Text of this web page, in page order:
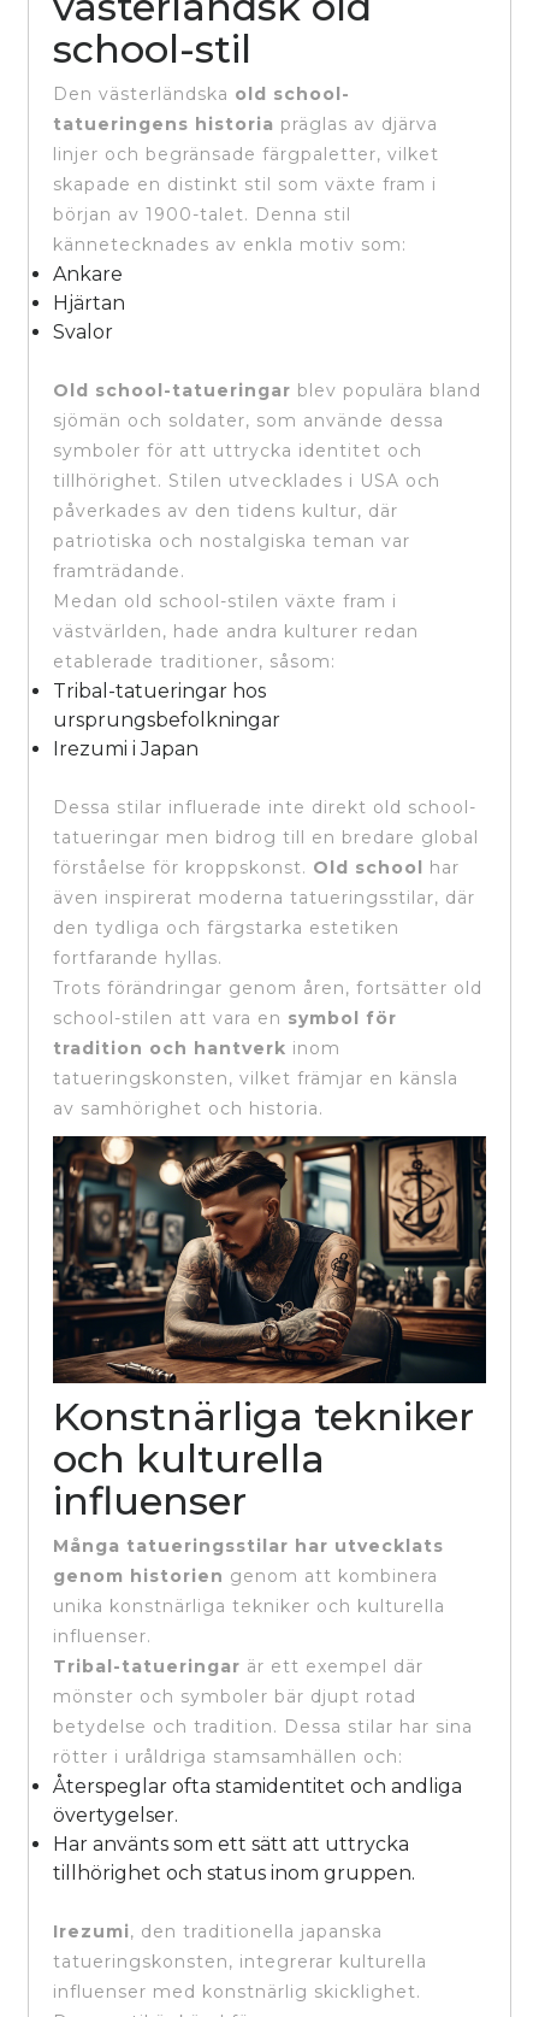
school-stil
Den västerländska old school-
tatueringens historia präglas av djärva
linjer och begränsade färgpaletter, vilket
skapade en distinkt stil som växte fram i
början av 1900-talet. Denna stil
kännetecknades av enkla motiv som:
Ankare
Hjärtan
Svalor
Old school-tatueringar blev populära bland
sjömän och soldater, som använde dessa
symboler för att uttrycka identitet och
tillhörighet. Stilen utvecklades i USA och
påverkades av den tidens kultur, där
patriotiska och nostalgiska teman var
framträdande.
Medan old school-stilen växte fram i
västvärlden, hade andra kulturer redan
etablerade traditioner, såsom:
Tribal-tatueringar hos
ursprungsbefolkningar
Irezumi i Japan
Dessa stilar influerade inte direkt old school-
tatueringar men bidrog till en bredare global
förståelse för kroppskonst. Old school har
även inspirerat moderna tatueringsstilar, där
den tydliga och färgstarka estetiken
fortfarande hyllas.
Trots förändringar genom åren, fortsätter old
school-stilen att vara en symbol för
tradition och hantverk inom
tatueringskonsten, vilket främjar en känsla
av samhörighet och historia.
Konstnärliga tekniker
och kulturella
influenser
Många tatueringsstilar har utvecklats
genom historien genom att kombinera
unika konstnärliga tekniker och kulturella
influenser.
Tribal-tatueringar är ett exempel där
mönster och symboler bär djupt rotad
betydelse och tradition. Dessa stilar har sina
rötter i uråldriga stamsamhällen och:
Återspeglar ofta stamidentitet och andliga
övertygelser.
Har använts som ett sätt att uttrycka
tillhörighet och status inom gruppen.
Irezumi, den traditionella japanska
tatueringskonsten, integrerar kulturella
influenser med konstnärlig skicklighet.